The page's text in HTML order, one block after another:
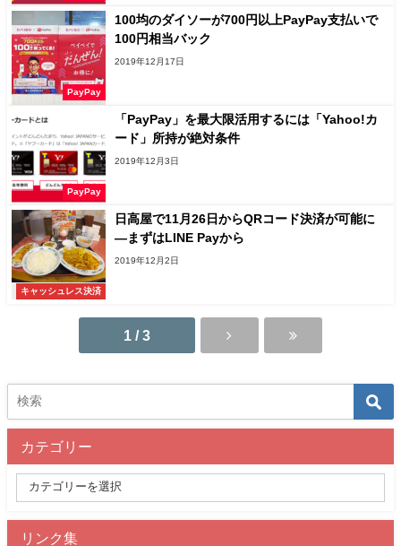
PayPay
100均のダイソーが700円以上PayPay支払いで
100円相当バック
2019年12月17日
PayPay
「PayPay」を最大限活用するには「Yahoo!カ
ード」所持が絶対条件
2019年12月3日
キャッシュレス決済
日高屋で11月26日からQRコード決済が可能に
―まずはLINE Payから
2019年12月2日
1 / 3
カテゴリー
リンク集